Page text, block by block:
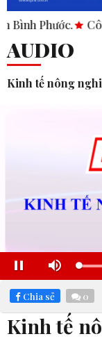
Công bố
AUDIO
Kinh tế nông
Pause Mute
Chia sẻ 0
Kinh tế